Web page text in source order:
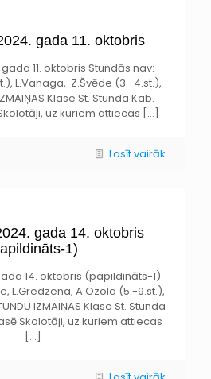
gada 11. oktobris
11. oktobris Stundās nav:
L.Vanaga, Z.Švēde (3.-4.st.),
Klase St. Stunda Kab.
uz kuriem attiecas […]
Lasīt vairāk...
gada 14. oktobris
1)
14. oktobris (papildināts-1)
L.Gredzena, A.Ozola (5.-9.st.),
IZMAIŅAS Klase St. Stunda
Skolotāji, uz kuriem attiecas
[…]